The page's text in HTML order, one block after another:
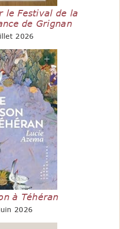
le Festival de la
de Grignan
2026
à Téhéran
2026